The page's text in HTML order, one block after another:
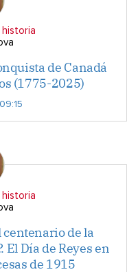
historia
de Canadá
(1775-2025)
historia
centenario de la
Día de Reyes en
de 1915